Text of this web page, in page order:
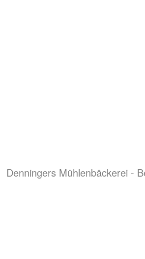
Denningers Mühlenbäckerei -